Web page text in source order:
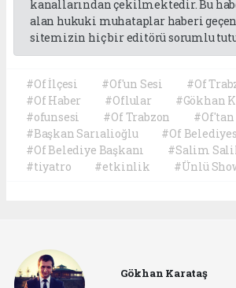
kanallarından çekilmektedir. Bu
alan hukuki muhataplar haberi
sitemizin hiç bir editörü sorumlu
#Of İlçesi #Of'un Sesi
#Of
#Of Haber
#Oflular
#Gökhan
#ofunsesi
#Of Trabzon
#Başkan Sarıalioğlu
#Of
#Of Belediye Başkanı
#Salim
#tiyatro
#etkinlik #Ünlü
Gökhan Karataş